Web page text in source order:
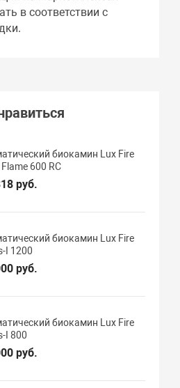
в соответствии с
биокамин Lux Fire
600 RC
руб.
биокамин Lux Fire
I 1200
руб.
биокамин Lux Fire
I 800
руб.